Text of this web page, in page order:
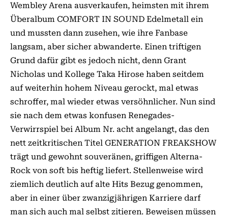
Wembley Arena ausverkaufen, heimsten mit ihrem
Überalbum COMFORT IN SOUND Edelmetall ein
und mussten dann zusehen, wie ihre Fanbase
langsam, aber sicher abwanderte. Einen triftigen
Grund dafür gibt es jedoch nicht, denn Grant
Nicholas und Kollege Taka Hirose haben seitdem
auf weiterhin hohem Niveau gerockt, mal etwas
schroffer, mal wieder etwas versöhnlicher. Nun sind
sie nach dem etwas konfusen Renegades-
Verwirrspiel bei Album Nr. acht angelangt, das den
nett zeitkritischen Titel GENERATION FREAKSHOW
trägt und gewohnt souveränen, griffigen Alterna-
Rock von soft bis heftig liefert. Stellenweise wird
ziemlich deutlich auf alte Hits Bezug genommen,
aber in einer über zwanzigjährigen Karriere darf
man sich auch mal selbst zitieren. Beweisen müssen